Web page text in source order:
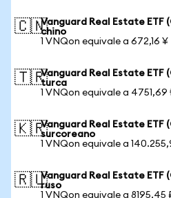
🇨🇳Vanguard Real Estate ETF
chino
1 VNQon equivale a 672,16 ¥
🇹🇷Vanguard Real Estate ETF
turca
1 VNQon equivale a 4751,69
🇰🇷Vanguard Real Estate ETF
surcoreano
1 VNQon equivale a
🇷🇺Vanguard Real Estate ETF
ruso
1 VNQon equivale a 8195,45